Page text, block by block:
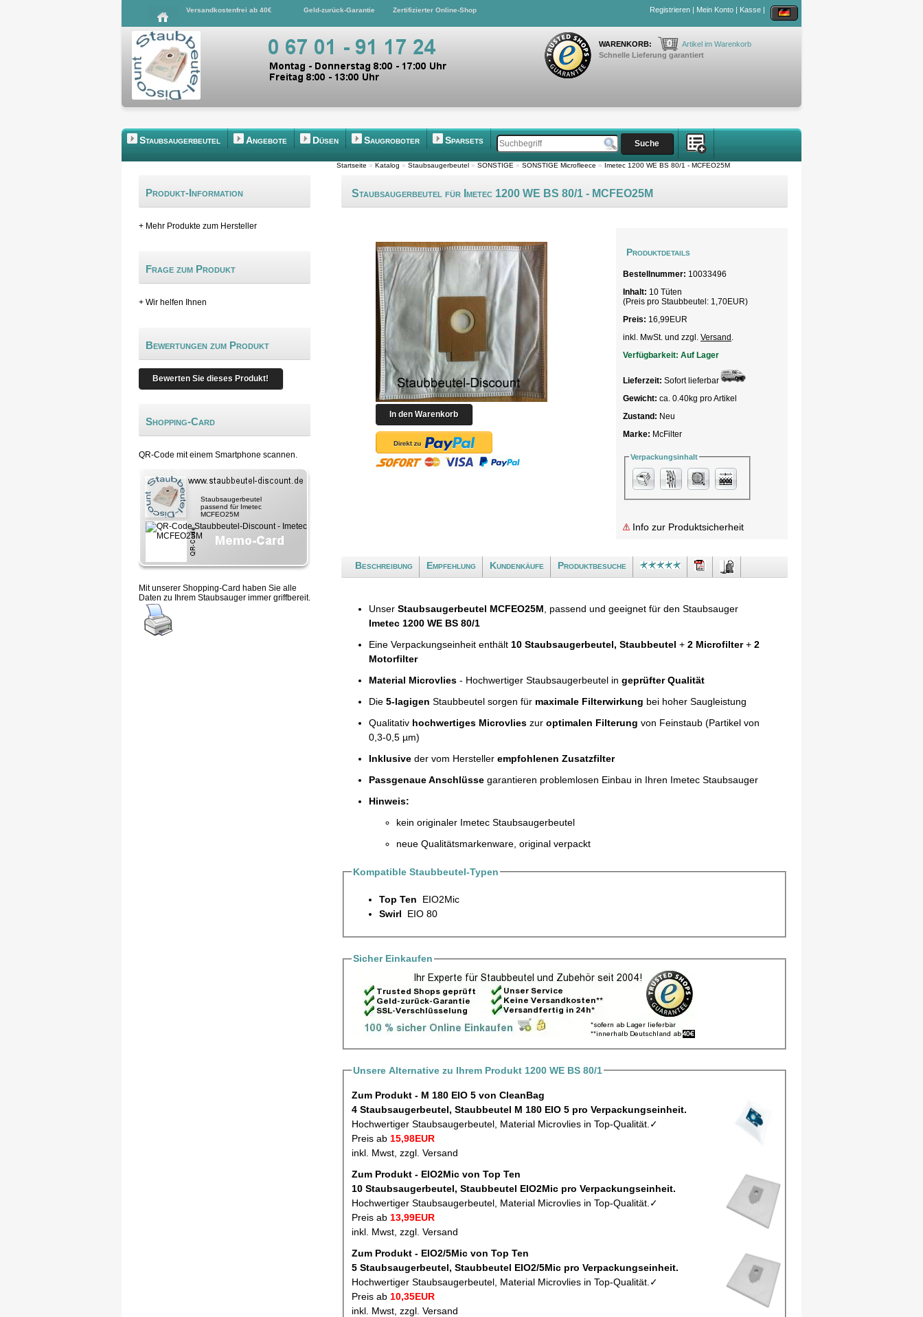
Versandkostenfrei ab 40€ Geld-zurück-Garantie Zertifizierter Online-Shop Registrieren | Mein Konto | Kasse |
WARENKORB: 0
Artikel im Warenkorb
Schnelle Lieferung garantiert
Staubsaugerbeutel Angebote Düsen Saugroboter Sparsets
Startseite » Katalog » Staubsaugerbeutel » SONSTIGE » SONSTIGE Microfleece » Imetec 1200 WE BS 80/1 - MCFEO25M
Staubsaugerbeutel für Imetec 1200 WE BS 80/1 - MCFEO25M
Produktdetails
Bestellnummer: 10033496
Inhalt: 10 Tüten
(Preis pro Staubbeutel: 1,70EUR)
Preis: 16,99EUR
inkl. MwSt. und zzgl. Versand
Verfügbarkeit: Auf Lager
Lieferzeit: Sofort lieferbar
Gewicht: ca. 0.40kg pro Artikel
Zustand: Neu
Marke: McFilter
Verpackungsinhalt
Info zur Produktsicherheit
Beschreibung Empfehlung Kundenkäufe Produktbesuche
Unser Staubsaugerbeutel MCFEO25M , passend und geeignet für den Staubsauger
Imetec 1200 WE BS 80/1
Eine Verpackungseinheit enthält 10 Staubsaugerbeutel, Staubbeutel + 2 Microfilter+ 2
Motorfilter
Material Microvlies - Hochwertiger Staubsaugerbeutel in geprüfter Qualität
Die 5-lagigen Staubbeutel sorgen für maximale Filterwirkung bei hoher Saugleistung
Qualitativ hochwertiges Microvlies zur optimalen Filterung von Feinstaub (Partikel von
0,3-0,5 µm)
Inklusive der vom Hersteller empfohlenen Zusatzfilter
Passgenaue Anschlüsse garantieren problemlosen Einbau in Ihren Imetec Staubsauger
Hinweis:
kein originaler Imetec Staubsaugerbeutel
neue Qualitätsmarkenware, original verpackt
Kompatible Staubbeutel-Typen
Top Ten EIO2Mic
Swirl EIO 80
Sicher Einkaufen
Unsere Alternative zu Ihrem Produkt 1200 WE BS 80/1
Zum Produkt - M 180 EIO 5 von CleanBag
4 Staubsaugerbeutel, Staubbeutel M 180 EIO 5 pro Verpackungseinheit.
Hochwertiger Staubsaugerbeutel, Material Microvlies in Top-Qualität.✓
Preis ab 15,98EUR
inkl. Mwst, zzgl. Versand
Zum Produkt - EIO2Mic von Top Ten
10 Staubsaugerbeutel, Staubbeutel EIO2Mic pro Verpackungseinheit.
Hochwertiger Staubsaugerbeutel, Material Microvlies in Top-Qualität.✓
Preis ab 13,99EUR
inkl. Mwst, zzgl. Versand
Zum Produkt - EIO2/5Mic von Top Ten
5 Staubsaugerbeutel, Staubbeutel EIO2/5Mic pro Verpackungseinheit.
Hochwertiger Staubsaugerbeutel, Material Microvlies in Top-Qualität.✓
Preis ab 10,35EUR
inkl. Mwst, zzgl. Versand
Produkt-Information
+ Mehr Produkte zum Hersteller
Frage zum Produkt
+ Wir helfen Ihnen
Bewertungen zum Produkt
Bewerten Sie dieses Produkt!
Shopping-Card
QR-Code mit einem Smartphone scannen.
Staubsaugerbeutel
passend für Imetec
MCFEO25M
Mit unserer Shopping-Card haben Sie alle
Daten zu Ihrem Staubsauger immer griffbereit.